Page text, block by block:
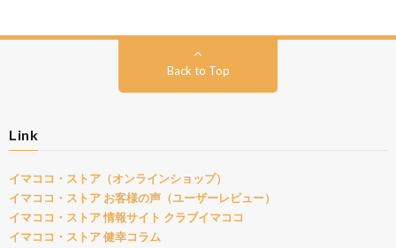
Back to Top
Link
イマココ・ストア（オンラインショップ）
イマココ・ストア お客様の声（ユーザーレビュー）
イマココ・ストア 情報サイト クラブイマココ
イマココ・ストア 健幸コラム